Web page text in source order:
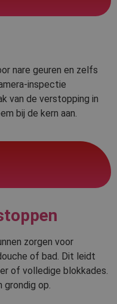
nare geuren en zelfs
inspectie
van de verstopping in
bij de kern aan.
zorgen voor
of bad. Dit leidt
of volledige blokkades.
grondig op.